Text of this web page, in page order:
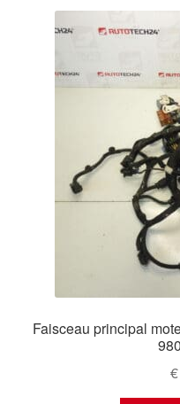
Faisceau principal
€